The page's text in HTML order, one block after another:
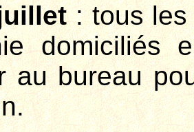
: tous les
domiciliés
au bureau